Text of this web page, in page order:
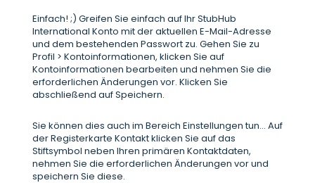
Einfach! ;) Greifen Sie einfach auf Ihr StubHub
International Konto mit der aktuellen E-Mail-Adresse
und dem bestehenden Passwort zu. Gehen Sie zu
Profil > Kontoinformationen, klicken Sie auf
Kontoinformationen bearbeiten und nehmen Sie die
erforderlichen Änderungen vor. Klicken Sie
abschließend auf Speichern.
Sie können dies auch im Bereich Einstellungen tun... Auf
der Registerkarte Kontakt klicken Sie auf das
Stiftsymbol neben Ihren primären Kontaktdaten,
nehmen Sie die erforderlichen Änderungen vor und
speichern Sie diese.